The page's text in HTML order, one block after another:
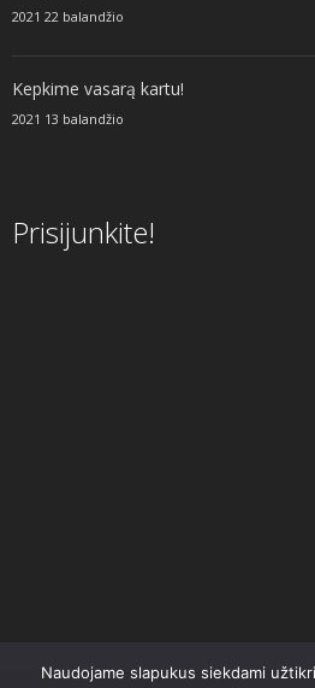
2021 22 balandžio
Kepkime vasarą kartu!
2021 13 balandžio
Prisijunkite!
Naudojame slapukus siekdami